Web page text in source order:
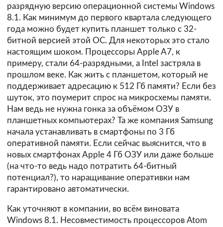
разрядную версию операционной системы Windows
8.1. Как минимум до первого квартала следующего
года можно будет купить планшет только с 32-
битной версией этой ОС. Для некоторых это стало
настоящим шоком. Процессоры Apple A7, к
примеру, стали 64-разрядными, а Intel застряла в
прошлом веке. Как жить с планшетом, который не
поддерживает адресацию к 512 Гб памяти? Если без
шуток, это поумерит спрос на микросхемы памяти.
Нам ведь не нужна гонка за объёмом ОЗУ в
планшетных компьютерах? Та же компания Samsung
начала устанавливать в смартфоны по 3 Гб
оперативной памяти. Если сейчас выяснится, что в
новых смартфонах Apple 4 Гб ОЗУ или даже больше
(на что-то ведь надо потратить 64-битный
потенциал?), то наращивание оперативки нам
гарантировано автоматически.
Как уточняют в компании, во всём виновата
Windows 8.1. Несовместимость процессоров Atom